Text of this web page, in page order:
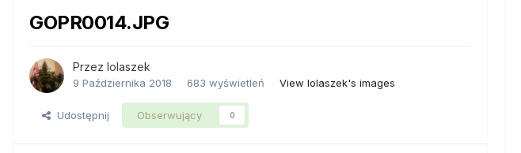
GOPR0014.JPG
Przez lolaszek
9 Października 2018 683 wyświetleń View lolaszek's images
Udostępnij Obserwujący 0